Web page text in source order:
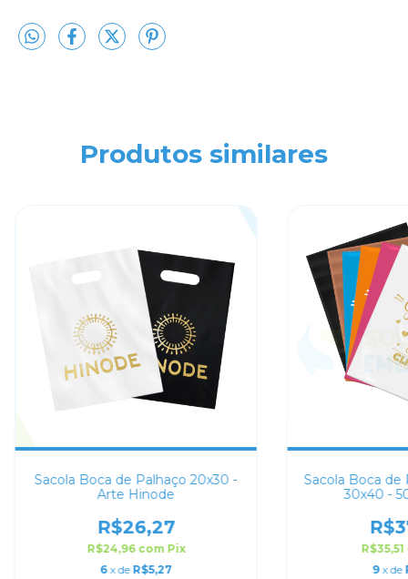
Produtos similares
Sacola Boca de Palhaço 20x30 -
Arte Hinode
R$26,27
R$24,96 com Pix
6 x de R$5,27
Sacola Boca de
30x40 -
R$35,51
9 x de